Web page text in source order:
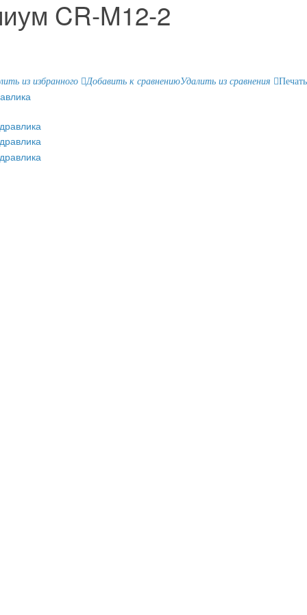
CR-M12-2
из избранного Добавить к сравнениюУдалить из сравнения Печать